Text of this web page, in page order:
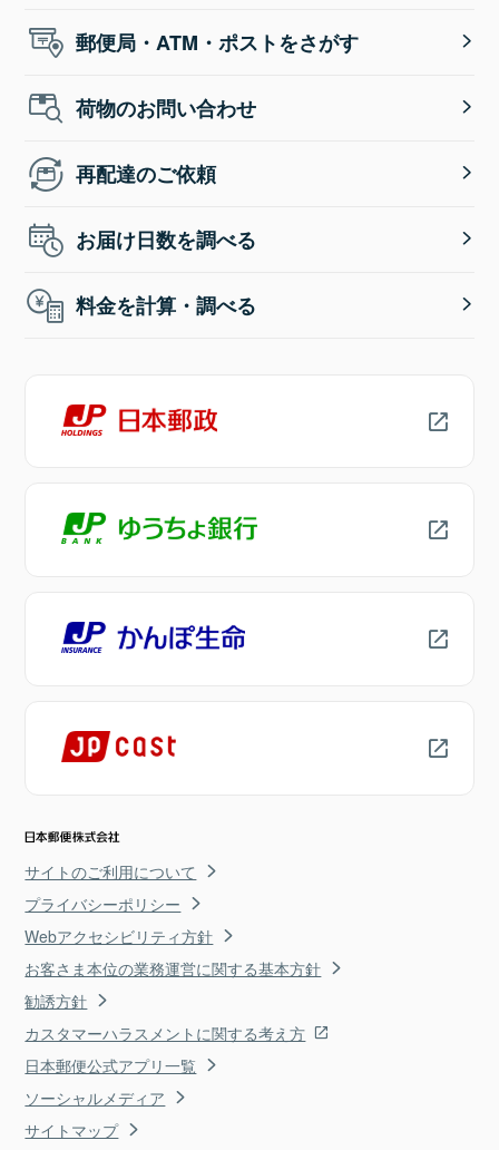
郵便局・ATM・ポストをさがす
荷物のお問い合わせ
再配達のご依頼
お届け日数を調べる
料金を計算・調べる
サイトのご利用について
プライバシーポリシー
Webアクセシビリティ方針
お客さま本位の業務運営に関する基本方針
勧誘方針
カスタマーハラスメントに関する考え方
日本郵便公式アプリ一覧
ソーシャルメディア
サイトマップ